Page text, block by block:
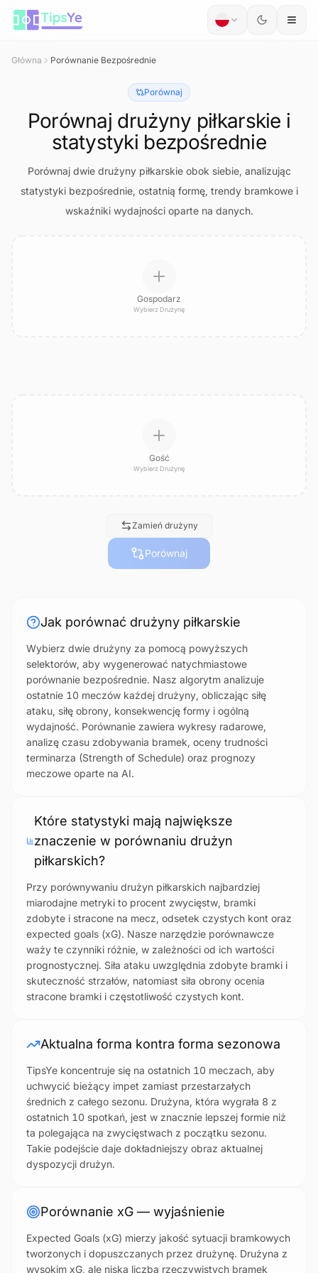
Przejdź do treści
Główna Porównanie Bezpośrednie
Porównaj
Porównaj drużyny piłkarskie i
statystyki bezpośrednie
Porównaj dwie drużyny piłkarskie obok siebie, analizując
statystyki bezpośrednie, ostatnią formę, trendy bramkowe i
wskaźniki wydajności oparte na danych.
Gospodarz
Wybierz Drużynę
Gość
Wybierz Drużynę
Zamień drużyny
Porównaj
Jak porównać drużyny piłkarskie
Wybierz dwie drużyny za pomocą powyższych
selektorów, aby wygenerować natychmiastowe
porównanie bezpośrednie. Nasz algorytm analizuje
ostatnie 10 meczów każdej drużyny, obliczając siłę
ataku, siłę obrony, konsekwencję formy i ogólną
wydajność. Porównanie zawiera wykresy radarowe,
analizę czasu zdobywania bramek, oceny trudności
terminarza (Strength of Schedule) oraz prognozy
meczowe oparte na AI.
Które statystyki mają największe
znaczenie w porównaniu drużyn
piłkarskich?
Przy porównywaniu drużyn piłkarskich najbardziej
miarodajne metryki to procent zwycięstw, bramki
zdobyte i stracone na mecz, odsetek czystych kont oraz
expected goals (xG). Nasze narzędzie porównawcze
waży te czynniki różnie, w zależności od ich wartości
prognostycznej. Siła ataku uwzględnia zdobyte bramki i
skuteczność strzałów, natomiast siła obrony ocenia
stracone bramki i częstotliwość czystych kont.
Aktualna forma kontra forma sezonowa
TipsYe koncentruje się na ostatnich 10 meczach, aby
uchwycić bieżący impet zamiast przestarzałych
średnich z całego sezonu. Drużyna, która wygrała 8 z
ostatnich 10 spotkań, jest w znacznie lepszej formie niż
ta polegająca na zwycięstwach z początku sezonu.
Takie podejście daje dokładniejszy obraz aktualnej
dyspozycji drużyn.
Porównanie xG — wyjaśnienie
Expected Goals (xG) mierzy jakość sytuacji bramkowych
tworzonych i dopuszczanych przez drużynę. Drużyna z
wysokim xG, ale niską liczbą rzeczywistych bramek